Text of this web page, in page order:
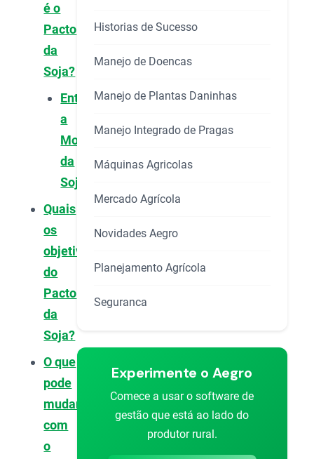
é o
Pacto
da
Soja?
Entendendo
a
Moratória
da
Soja
Quais
os
objetivos
do
Pacto
da
Soja?
O que
pode
mudar
com
o
Historias de Sucesso
Manejo de Doencas
Manejo de Plantas Daninhas
Manejo Integrado de Pragas
Máquinas Agricolas
Mercado Agrícola
Novidades Aegro
Planejamento Agrícola
Seguranca
Experimente o Aegro
Comece a usar o software de
gestão que está ao lado do
produtor rural.